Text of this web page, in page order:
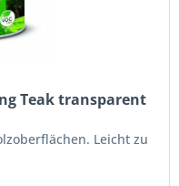
Teak transparent
Leicht zu